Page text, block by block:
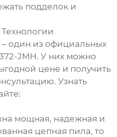
подделок и
один из официальных
JMH. У них можно
цене и получить
Узнать
мощная, надежная и
цепная пила, то